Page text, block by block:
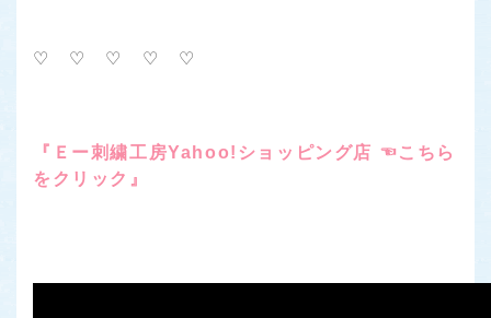
♡ ♡ ♡ ♡ ♡
『Ｅー刺繍工房Yahoo!ショッピング店 ☜こちら
をクリック』